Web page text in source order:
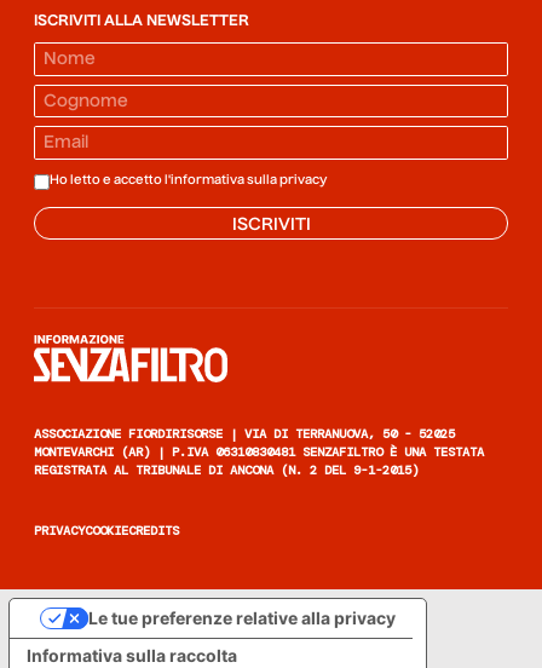
ISCRIVITI ALLA NEWSLETTER
Ho letto e accetto l'informativa sulla privacy
ISCRIVITI
ASSOCIAZIONE FIORDIRISORSE | VIA DI TERRANUOVA, 50 - 52025
MONTEVARCHI (AR) | P.IVA 06310830481 SENZAFILTRO È UNA TESTATA
REGISTRATA AL TRIBUNALE DI ANCONA (N. 2 DEL 9-1-2015)
PRIVACYCOOKIECREDITS
Informativa sulla raccolta
Le tue preferenze relative alla privacy